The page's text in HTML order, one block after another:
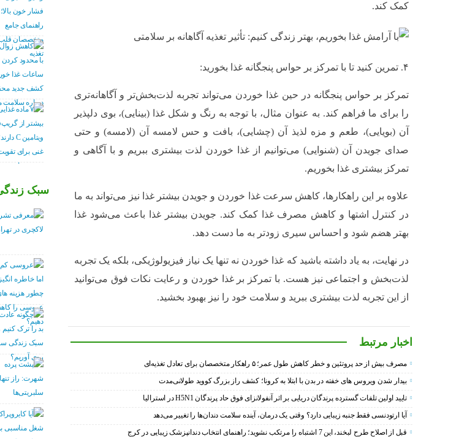
کمک کند.
۴. تمرین کنید تا با تمرکز بر حواس پنجگانه غذا بخورید:
تمرکز بر حواس پنجگانه در حین غذا خوردن می‌تواند تجربه لذت‌بخش‌تر و آگاهانه‌تری
را برای ما فراهم کند. به عنوان مثال، با توجه به رنگ و شکل غذا (بینایی)، بوی دلپذیر
آن (بویایی)، طعم و مزه لذیذ آن (چشایی)، بافت و حس لامسه آن (لامسه) و حتی
صدای جویدن آن (شنوایی) می‌توانیم از غذا خوردن لذت بیشتری ببریم و با آگاهی و
تمرکز بیشتری غذا بخوریم.
علاوه بر این راهکارها، کاهش سرعت غذا خوردن و جویدن بیشتر غذا نیز می‌تواند به ما
در کنترل اشتها و کاهش مصرف غذا کمک کند. جویدن بیشتر غذا باعث می‌شود غذا
بهتر هضم شود و احساس سیری زودتر به ما دست دهد.
در نهایت، به یاد داشته باشید که غذا خوردن نه تنها یک نیاز فیزیولوژیکی، بلکه یک تجربه
لذت‌بخش و اجتماعی نیز هست. با تمرکز بر غذا خوردن و رعایت نکات فوق می‌توانید
از این تجربه لذت بیشتری ببرید و سلامت خود را نیز بهبود بخشید.
اخبار مرتبط
مصرف بیش از حد پروتئین و خطر کاهش طول عمر؛ ۵ راهکار متخصصان برای تعادل تغذیه‌ای
بیدار شدن ویروس‌ های خفته در بدن با ابتلا به کرونا؛ کشف راز بزرگ کووید طولانی‌مدت
تایید اولین تلفات گسترده پرندگان دریایی بر اثر آنفولانزای فوق حاد پرندگان H5N1 در استرالیا
آیا ارتودنسی فقط جنبه زیبایی دارد؟ وقتی یک درمان، آینده سلامت دندان‌ها را تغییر می‌دهد
قبل از اصلاح طرح لبخند، این 7 اشتباه را مرتکب نشوید؛ راهنمای انتخاب دندانپزشک زیبایی در کرج
سبک